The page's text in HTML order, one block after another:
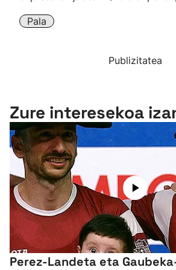
Pala
Publizitatea
Zure interesekoa
Perez-Landeta eta